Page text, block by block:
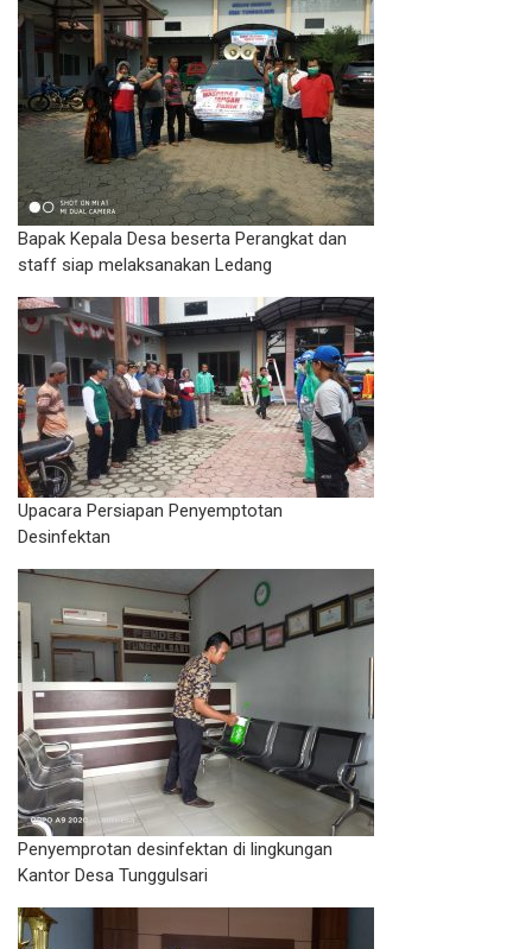
Bapak Kepala Desa beserta Perangkat dan
staff siap melaksanakan Ledang
Upacara Persiapan Penyemptotan
Desinfektan
Penyemprotan desinfektan di lingkungan
Kantor Desa Tunggulsari